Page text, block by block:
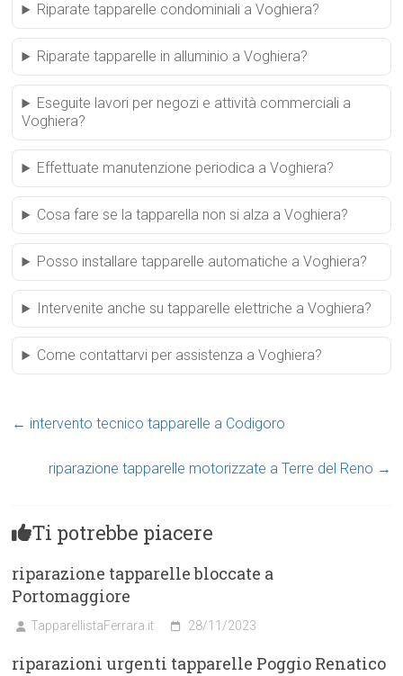
Riparate tapparelle condominiali a Voghiera?
Riparate tapparelle in alluminio a Voghiera?
Eseguite lavori per negozi e attività commerciali a
Voghiera?
Effettuate manutenzione periodica a Voghiera?
Cosa fare se la tapparella non si alza a Voghiera?
Posso installare tapparelle automatiche a Voghiera?
Intervenite anche su tapparelle elettriche a Voghiera?
Come contattarvi per assistenza a Voghiera?
← intervento tecnico tapparelle a Codigoro
riparazione tapparelle motorizzate a Terre del Reno →
Ti potrebbe piacere
riparazione tapparelle bloccate a
Portomaggiore
TapparellistaFerrara.it 28/11/2023
riparazioni urgenti tapparelle Poggio Renatico